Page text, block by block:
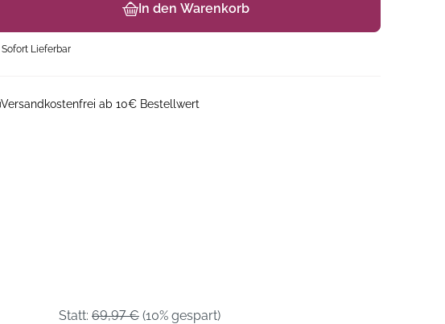
In den Warenkorb
Sofort Lieferbar
Versandkostenfrei ab 10€ Bestellwert
Statt: 69,97 € (10% gespart)